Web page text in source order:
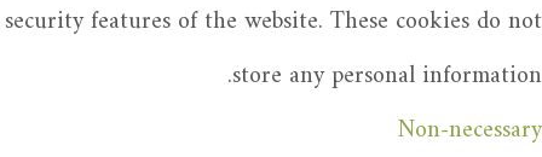
security features of the website. These cookies do not
store any personal information.
Non-necessary